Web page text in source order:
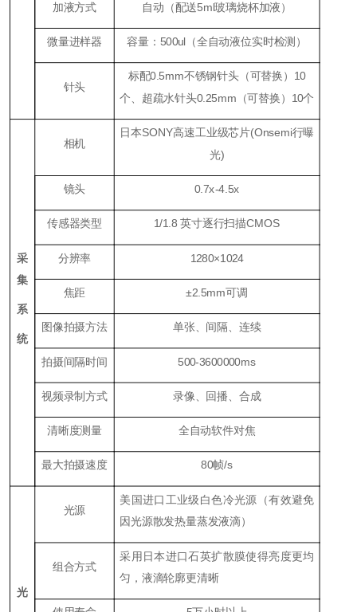
加液方式 自动（配送5ml玻璃烧杯加液）
微量进样器 容量：500ul（全自动液位实时检测）
针头
标配0.5mm不锈钢针头（可替换）10
个、超疏水针头0.25mm（可替换）10个
采
集
系
统
相机
日本SONY高速工业级芯片(Onsemi行曝
光)
镜头 0.7x-4.5x
传感器类型 1/1.8 英寸逐行扫描CMOS
分辨率 1280×1024
焦距 ±2.5mm可调
图像拍摄方法 单张、间隔、连续
拍摄间隔时间 500-3600000ms
视频录制方式 录像、回播、合成
清晰度测量 全自动软件对焦
最大拍摄速度 80帧/s
光
光源
美国进口工业级白色冷光源（有效避免
因光源散发热量蒸发液滴）
组合方式
采用日本进口石英扩散膜使得亮度更均
匀，液滴轮廓更清晰